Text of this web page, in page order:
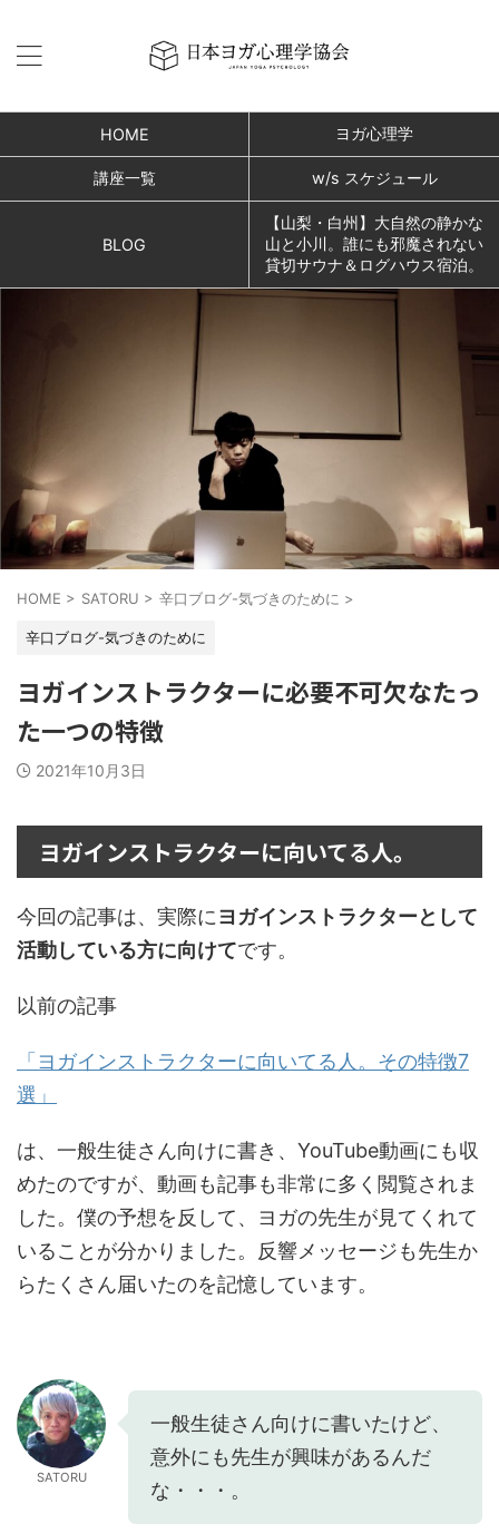
HOME ヨガ心理学
講座一覧 w/s スケジュール
BLOG
【山梨・白州】大自然の静かな
山と小川。誰にも邪魔されない
貸切サウナ＆ログハウス宿泊。
HOME > SATORU > 辛口ブログ-気づきのために >
辛口ブログ-気づきのために
ヨガインストラクターに必要不可欠なたっ
た一つの特徴
2021年10月3日
ヨガインストラクターに向いてる人。
今回の記事は、実際にヨガインストラクターとして
活動している方に向けてです。
以前の記事
「ヨガインストラクターに向いてる人。その特徴7
選」
は、一般生徒さん向けに書き、YouTube動画にも収
めたのですが、動画も記事も非常に多く閲覧されま
した。僕の予想を反して、ヨガの先生が見てくれて
いることが分かりました。反響メッセージも先生か
らたくさん届いたのを記憶しています。
SATORU
一般生徒さん向けに書いたけど、
意外にも先生が興味があるんだ
な・・・。